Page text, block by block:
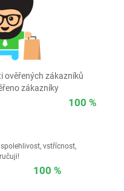
ověřených zákazníků
zákazníky
100 %
vstřícnost,
100 %